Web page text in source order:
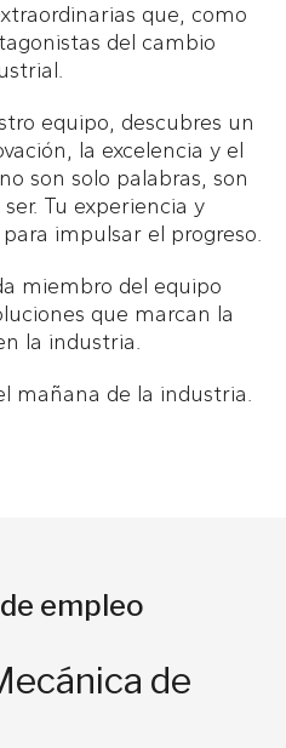
que, como
del cambio
equipo, descubres un
la excelencia y el
son solo palabras, son
Tu experiencia y
impulsar el progreso.
miembro del equipo
que marcan la
la industria.
mañana de la industria.
empleo
de